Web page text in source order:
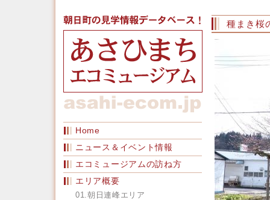
Home
ニュース＆イベント情報
エコミュージアムの訪ね方
エリア概要
01.朝日連峰エリア
種まき桜